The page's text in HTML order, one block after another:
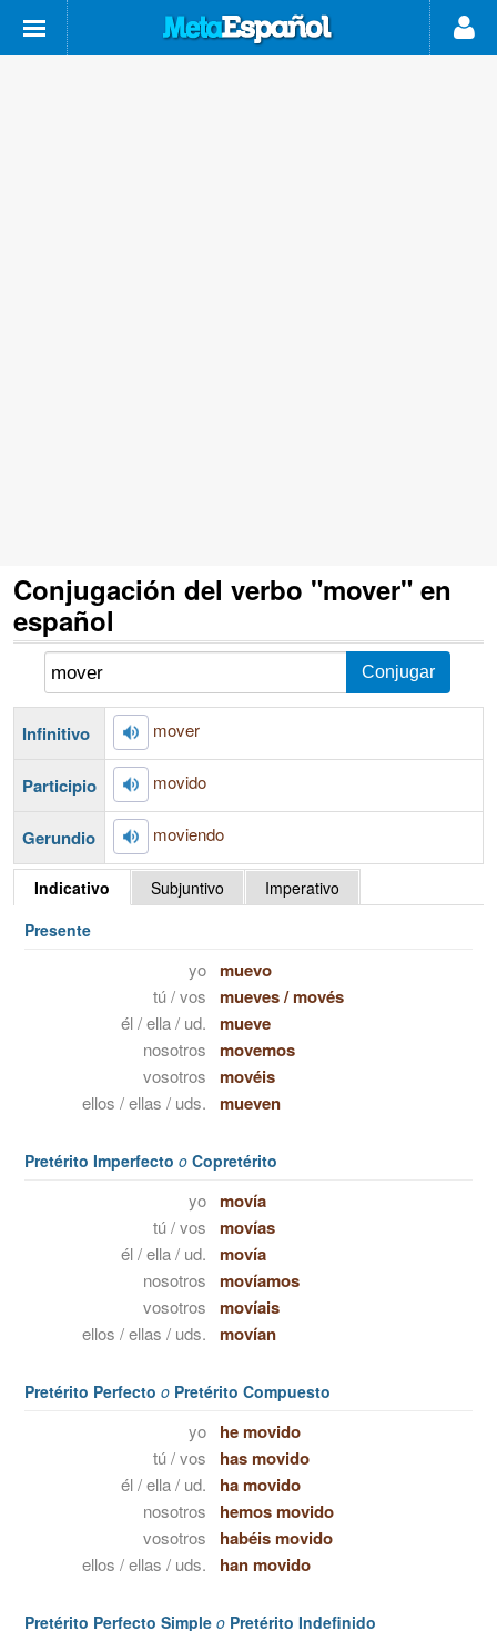
Conjugación del verbo "mover" en
español
Infinitivo mover
Participio movido
Gerundio moviendo
Indicativo Subjuntivo
Imperativo
Presente
yo muevo
tú / vos mueves/movés
él / ella / ud. mueve
nosotros movemos
vosotros movéis
ellos / ellas / uds. mueven
Pretérito Imperfecto o Copretérito
yo movía
tú / vos movías
él / ella / ud. movía
nosotros movíamos
vosotros movíais
ellos / ellas / uds. movían
Pretérito Perfecto o Pretérito Compuesto
yo he movido
tú / vos has movido
él / ella / ud. ha movido
nosotros hemos movido
vosotros habéis movido
ellos / ellas / uds. han movido
Pretérito Perfecto Simple o Pretérito Indefinido